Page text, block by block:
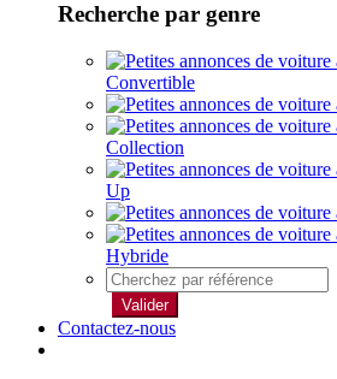
Recherche par genre
Convertible
Collection
Up
Hybride
Valider
Contactez-nous